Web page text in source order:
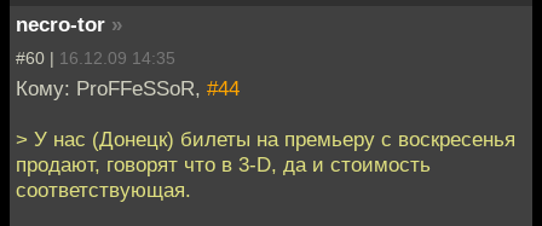
necro-tor »
#60 | 16.12.09 14:35
Кому: ProFFeSSoR, #44
> У нас (Донецк) билеты на премьеру с воскресенья
продают, говорят что в 3-D, да и стоимость
соответствующая.